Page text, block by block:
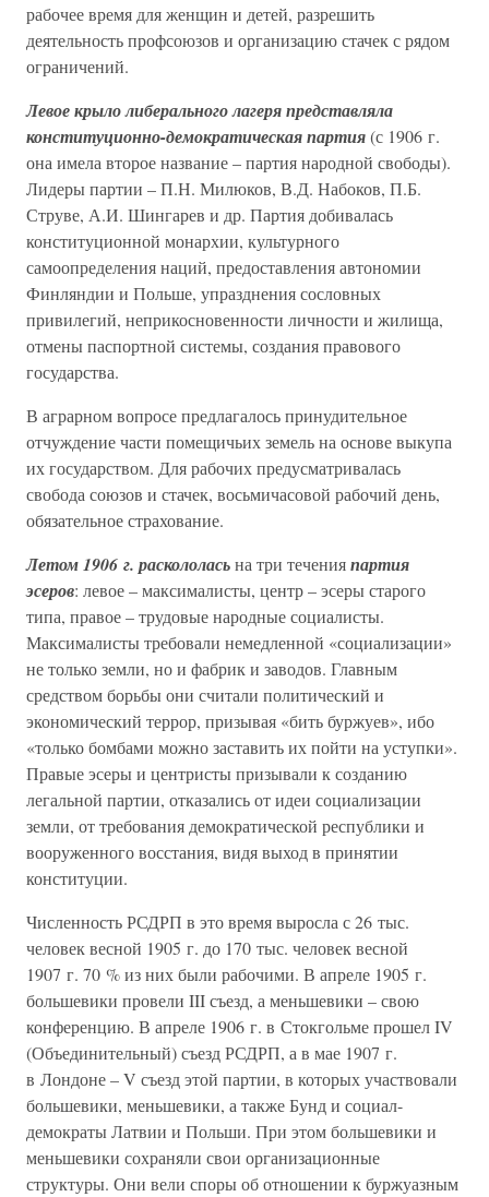
рабочее время для женщин и детей, разрешить
деятельность профсоюзов и организацию стачек с рядом
ограничений.
Левое крыло либерального лагеря представляла
конституционно-демократическая партия(с 1906 г.
она имела второе название – партия народной свободы).
Лидеры партии – П.Н. Милюков, В.Д. Набоков, П.Б.
Струве, А.И. Шингарев и др. Партия добивалась
конституционной монархии, культурного
самоопределения наций, предоставления автономии
Финляндии и Польше, упразднения сословных
привилегий, неприкосновенности личности и жилища,
отмены паспортной системы, создания правового
государства.
В аграрном вопросе предлагалось принудительное
отчуждение части помещичьих земель на основе выкупа
их государством. Для рабочих предусматривалась
свобода союзов и стачек, восьмичасовой рабочий день,
обязательное страхование.
Летом 1906 г. раскололасьна три теченияпартия
эсеров: левое – максималисты, центр – эсеры старого
типа, правое – трудовые народные социалисты.
Максималисты требовали немедленной «социализации»
не только земли, но и фабрик и заводов. Главным
средством борьбы они считали политический и
экономический террор, призывая «бить буржуев», ибо
«только бомбами можно заставить их пойти на уступки».
Правые эсеры и центристы призывали к созданию
легальной партии, отказались от идеи социализации
земли, от требования демократической республики и
вооруженного восстания, видя выход в принятии
конституции.
Численность РСДРП в это время выросла с 26 тыс.
человек весной 1905 г. до 170 тыс. человек весной
1907 г. 70 % из них были рабочими. В апреле 1905 г.
большевики провели III съезд, а меньшевики – свою
конференцию. В апреле 1906 г. в Стокгольме прошел IV
(Объединительный) съезд РСДРП, а в мае 1907 г.
в Лондоне – V съезд этой партии, в которых участвовали
большевики, меньшевики, а также Бунд и социал-
демократы Латвии и Польши. При этом большевики и
меньшевики сохраняли свои организационные
структуры. Они вели споры об отношении к буржуазным